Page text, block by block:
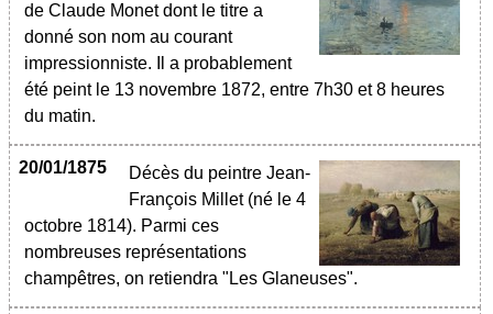
de Claude Monet dont le titre a
donné son nom au courant
impressionniste. Il a probablement
été peint le 13 novembre 1872, entre 7h30 et 8 heures
du matin.
20/01/1875
Décès du peintre Jean-
François Millet (né le 4
octobre 1814). Parmi ces
nombreuses représentations
champêtres, on retiendra "Les Glaneuses".